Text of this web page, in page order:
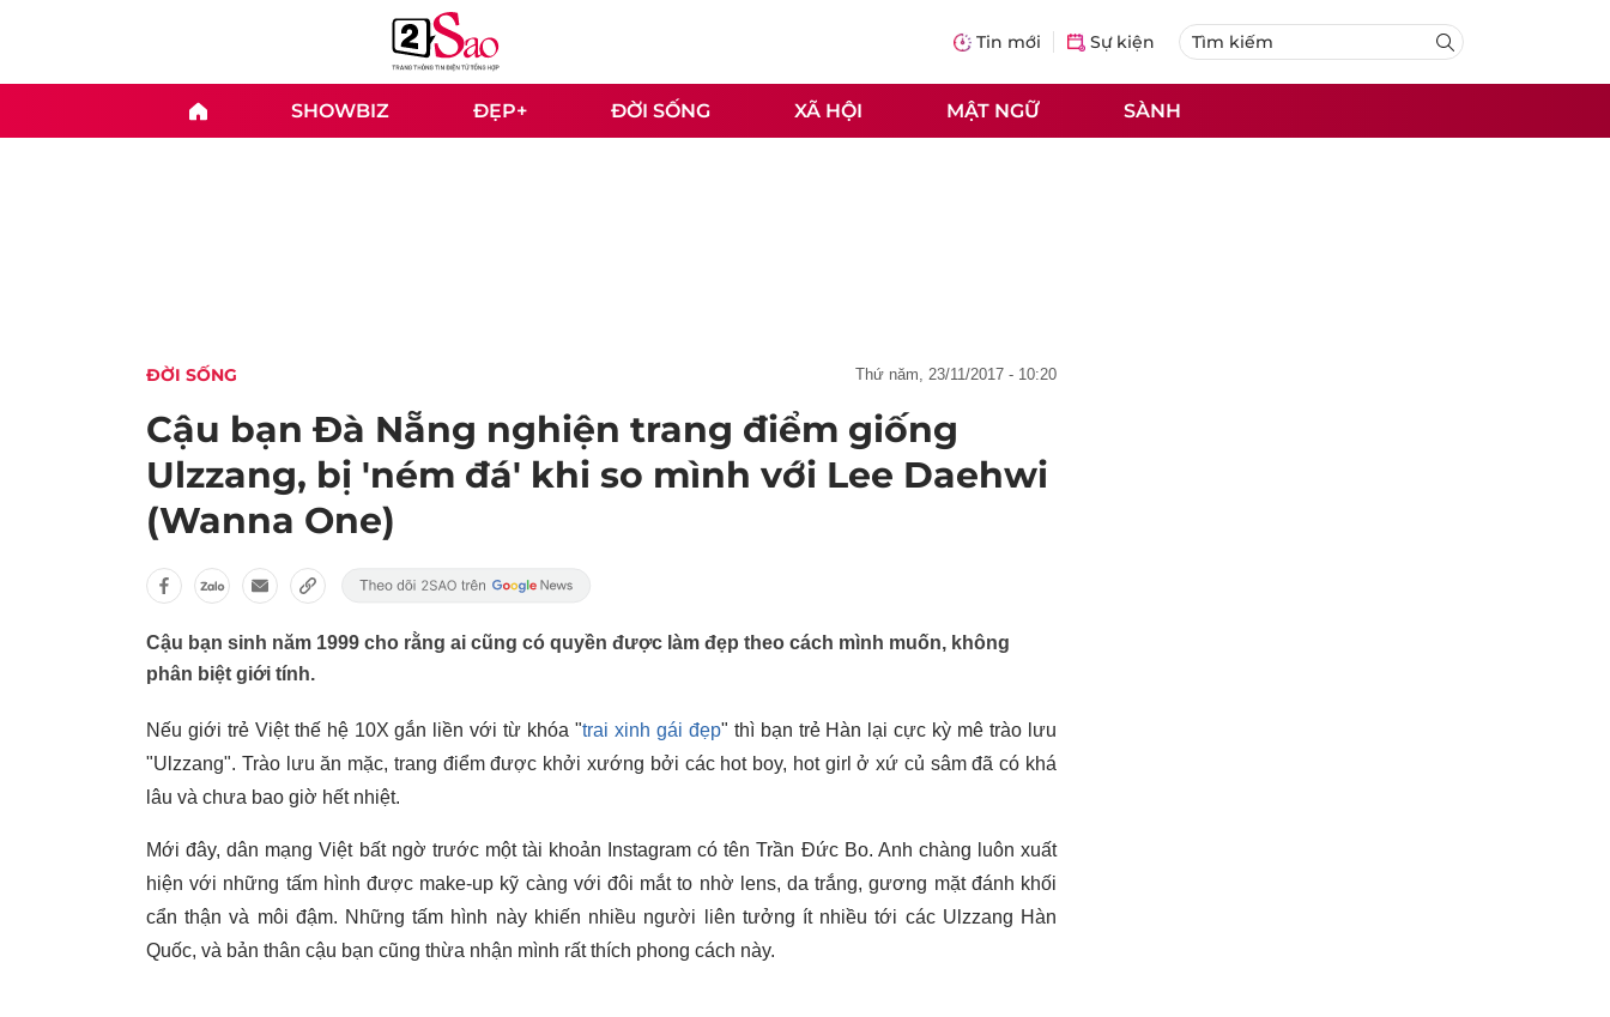
Tin mới Sự kiện
SHOWBIZ ĐẸP+ ĐỜI SỐNG XÃ HỘI MẬT NGỮ SÀNH
ĐỜI SỐNG thứ năm, 23/11/2017 - 10:20
Cậu bạn Đà Nẵng nghiện trang điểm giống
Ulzzang, bị 'ném đá' khi so mình với Lee Daehwi
(Wanna One)
Cậu bạn sinh năm 1999 cho rằng ai cũng có quyền được làm đẹp theo cách mình muốn, không
phân biệt giới tính.
Nếu giới trẻ Việt thế hệ 10X gắn liền với từ khóa "trai xinh gái đẹp" thì bạn trẻ Hàn lại cực kỳ mê trào lưu
"Ulzzang". Trào lưu ăn mặc, trang điểm được khởi xướng bởi các hot boy, hot girl ở xứ củ sâm đã có khá
lâu và chưa bao giờ hết nhiệt.
Mới đây, dân mạng Việt bất ngờ trước một tài khoản Instagram có tên Trần Đức Bo. Anh chàng luôn xuất
hiện với những tấm hình được make-up kỹ càng với đôi mắt to nhờ lens, da trắng, gương mặt đánh khối
cẩn thận và môi đậm. Những tấm hình này khiến nhiều người liên tưởng ít nhiều tới các Ulzzang Hàn
Quốc, và bản thân cậu bạn cũng thừa nhận mình rất thích phong cách này.